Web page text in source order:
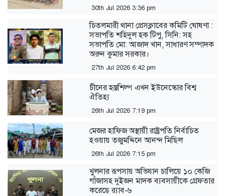
30th Jul 2026 3:36 pm
চিতলমারী থানা প্রেসক্লাবের কমিটি ঘোষণা :
সভাপতি শহিদুল হক টিপু, সিনি: সহ
সভাপতি মো: আজাদ খান, সাধারণ সম্পাদক
অরুন কুমার সরকার।
27th Jul 2026 6:42 pm
চীনের হস্তশিল্প এখন ইউনেস্কোর বিশ্ব
ঐতিহ্য
26th Jul 2026 7:19 pm
মেজর হাফিজ অস্থায়ী রাষ্ট্রপতি নির্বাচিত
হওয়ায় তজুমদ্দিনে আনন্দ মিছিল
26th Jul 2026 7:15 pm
খুলনার রূপসায় অভিযান চালিয়ে ১০ কেজি
গাঁজাসহ দুইজন মাদক ব্যবসায়ীকে গ্রেফতার
করেছে র‍্যাব-৬